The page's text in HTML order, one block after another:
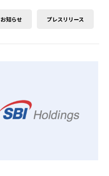
お知らせ プレスリリース